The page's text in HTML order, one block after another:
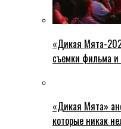
«Дикая Мята-
съемки фильма и
«Дикая Мята»
которые никак